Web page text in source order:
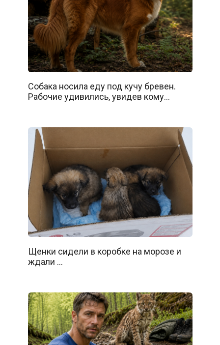
Собака носила еду под кучу бревен.
Рабочие удивились, увидев кому…
Щенки сидели в коробке на морозе и
ждали …